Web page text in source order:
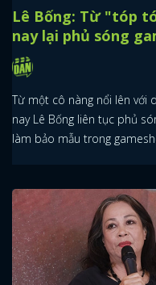
Lê Bống: Từ "tóp
nay lại phủ sóng
Từ một cô nàng nổi lên với
nay Lê Bống liên tục phủ
làm bảo mẫu trong